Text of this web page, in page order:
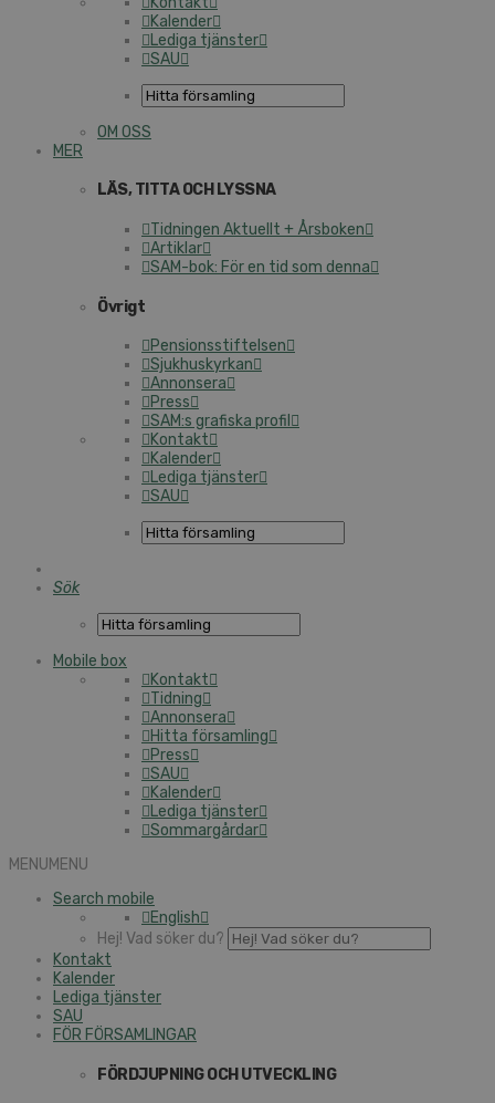
Kalender
Lediga tjänster
SAU
OM OSS
MER
LÄS, TITTA OCH LYSSNA
Tidningen Aktuellt + Årsboken
Artiklar
SAM-bok: För en tid som denna
Övrigt
Pensionsstiftelsen
Sjukhuskyrkan
Annonsera
Press
SAM:s grafiska profil
Kontakt
Kalender
Lediga tjänster
SAU
Sök
Mobile box
Kontakt
Tidning
Annonsera
Hitta församling
Press
SAU
Kalender
Lediga tjänster
Sommargårdar
MENUMENU
Search mobile
English
Hej! Vad söker du?
Kontakt
Kalender
Lediga tjänster
SAU
FÖR FÖRSAMLINGAR
FÖRDJUPNING OCH UTVECKLING